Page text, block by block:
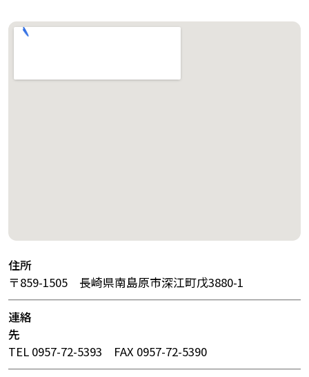
住所
〒859-1505 長崎県南島原市深江町戊3880-1
連絡
先
TEL 0957-72-5393 FAX 0957-72-5390